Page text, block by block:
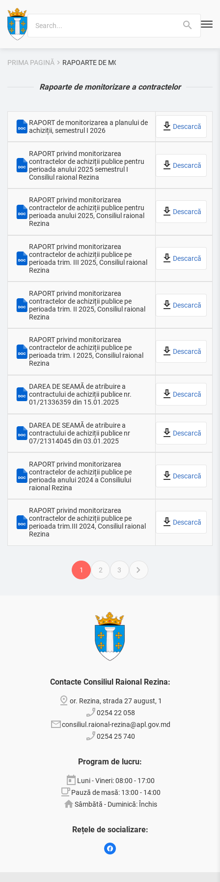
Search
for:
PRIMA PAGINĂ RAPOARTE DE MONITORIZARE A CONTRACTELOR
Rapoarte de monitorizare a contractelor
RAPORT de monitorizarea a planului de
achiziții, semestrul I 2026
Descarcă
RAPORT privind monitorizarea
contractelor de achiziții publice pentru
perioada anului 2025 semestrul I
Consiliul raional Rezina
Descarcă
RAPORT privind monitorizarea
contractelor de achiziții publice pentru
perioada anului 2025, Consiliul raional
Rezina
Descarcă
RAPORT privind monitorizarea
contractelor de achiziții publice pe
perioada trim. III 2025, Consiliul raional
Rezina
Descarcă
RAPORT privind monitorizarea
contractelor de achiziții publice pe
perioada trim. II 2025, Consiliul raional
Rezina
Descarcă
RAPORT privind monitorizarea
contractelor de achiziții publice pe
perioada trim. I 2025, Consiliul raional
Rezina
Descarcă
DAREA DE SEAMĂ de atribuire a
contractului de achiziții publice nr.
01/21336359 din 15.01.2025
Descarcă
DAREA DE SEAMĂ de atribuire a
contractului de achiziții publice nr
07/21314045 din 03.01.2025
Descarcă
RAPORT privind monitorizarea
contractelor de achiziții publice pe
perioada anului 2024 a Consiliului
raional Rezina
Descarcă
RAPORT privind monitorizarea
contractelor de achiziții publice pe
perioada trim.III 2024, Consiliul raional
Rezina
Descarcă
1 2 3
Contacte Consiliul Raional Rezina:
or. Rezina, strada 27 august, 1
0254 22 058
consiliul.raional-rezina@apl.gov.md
0254 25 740
Program de lucru:
Luni - Vineri: 08:00 - 17:00
Pauză de masă: 13:00 - 14:00
Sâmbătă - Duminică: Închis
Rețele de socializare: